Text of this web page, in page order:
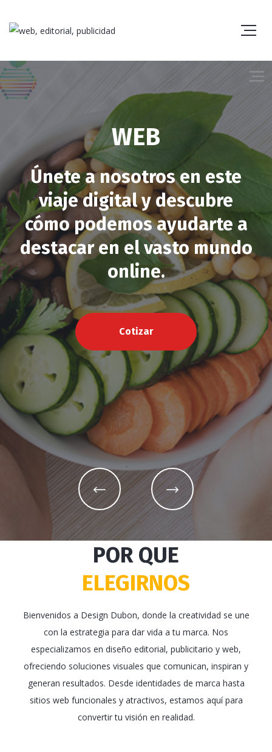
WEB
Únete a nosotros en este
viaje digital y descubre
cómo podemos ayudarte a
destacar en el vasto mundo
online.
Cotizar
Publicidad Exterior
Nos especializamos en
publicidad exterior
innovadora, desde vallas
publicitarias hasta
mobiliario urbano y medios
de transporte.
EDITORIAL
Trabajamos con pasión para
desarrollar desde
periodicos, revistas y libros
hasta folletos y catálogos.
DRONES
Seguridad en el Terreno.
Minimiza riesgos al acceder a
zonas difíciles o peligrosas
sin exponer al personal
utilizando nuestros drones.
Cotizar
POR QUE
ELEGIRNOS
Bienvenidos a Design Dubon, donde la creatividad se une
con la estrategia para dar vida a tu marca. Nos
especializamos en diseño editorial, publicitario y web,
ofreciendo soluciones visuales que comunican, inspiran y
generan resultados. Desde identidades de marca hasta
sitios web funcionales y atractivos, estamos aquí para
convertir tu visión en realidad.